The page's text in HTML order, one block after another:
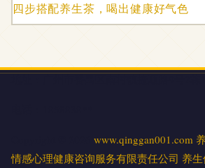
四步搭配养生茶，喝出健康好气色
www.qinggan001.com
情感心理健康咨询服务有限责任公司 养